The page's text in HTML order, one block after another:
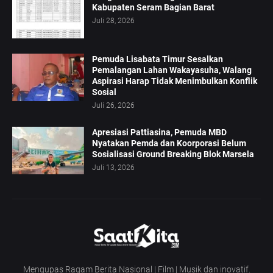
Kabupaten Seram Bagian Barat
Juli 28, 2026
Pemuda Lisabata Timur Sesalkan
Pemalangan Lahan Wakayasuha, Walang
Aspirasi Harap Tidak Menimbulkan Konflik
Sosial
Juli 26, 2026
Apresiasi Pattiasina, Pemuda MBD
Nyatakan Pemda dan Koorporasi Belum
Sosialisasi Ground Breaking Blok Marsela
Juli 13, 2026
Mengupas Ragam Berita Nasional | Film | Musik dan inovatif.